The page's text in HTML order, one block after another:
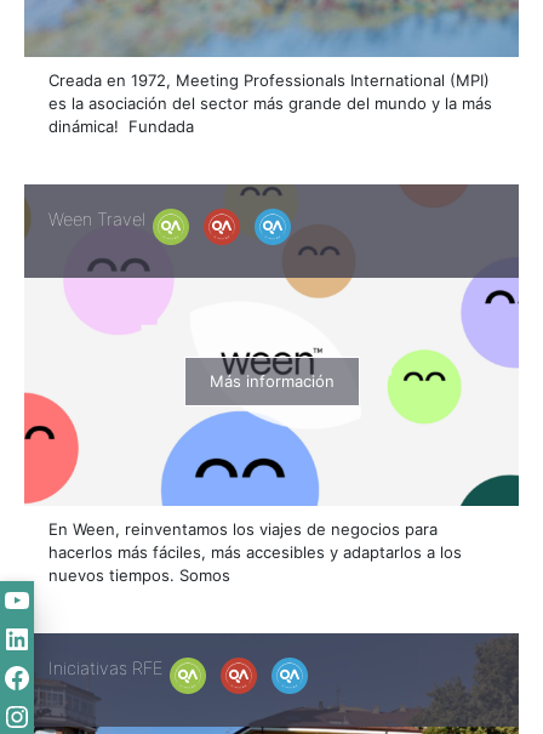
Creada en 1972, Meeting Professionals International (MPI)
es la asociación del sector más grande del mundo y la más
dinámica! Fundada
Ween Travel
Más información
En Ween, reinventamos los viajes de negocios para
hacerlos más fáciles, más accesibles y adaptarlos a los
nuevos tiempos. Somos
Iniciativas RFE
YouTube
LinkedIn
Facebook
Instagram